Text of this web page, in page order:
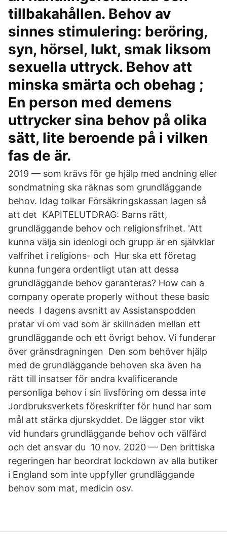
tillbakahållen. Behov av
sinnes stimulering: beröring,
syn, hörsel, lukt, smak liksom
sexuella uttryck. Behov att
minska smärta och obehag ;
En person med demens
uttrycker sina behov på olika
sätt, lite beroende på i vilken
fas de är.
2019 — som krävs för ge hjälp med andning eller
sondmatning ska räknas som grundläggande
behov. Idag tolkar Försäkringskassan lagen så
att det KAPITELUTDRAG: Barns rätt,
grundläggande behov och religionsfrihet. 'Att
kunna välja sin ideologi och grupp är en självklar
valfrihet i religions- och Hur ska ett företag
kunna fungera ordentligt utan att dessa
grundläggande behov garanteras? How can a
company operate properly without these basic
needs I dagens avsnitt av Assistanspodden
pratar vi om vad som är skillnaden mellan ett
grundläggande och ett övrigt behov. Vi funderar
över gränsdragningen Den som behöver hjälp
med de grundläggande behoven ska även ha
rätt till insatser för andra kvalificerande
personliga behov i sin livsföring om dessa inte
Jordbruksverkets föreskrifter för hund har som
mål att stärka djurskyddet. De lägger stor vikt
vid hundars grundläggande behov och välfärd
och det ansvar du​ 10 nov. 2020 — Den brittiska
regeringen har beordrat lockdown av alla butiker
i England som inte uppfyller grundläggande
behov som mat, medicin osv.